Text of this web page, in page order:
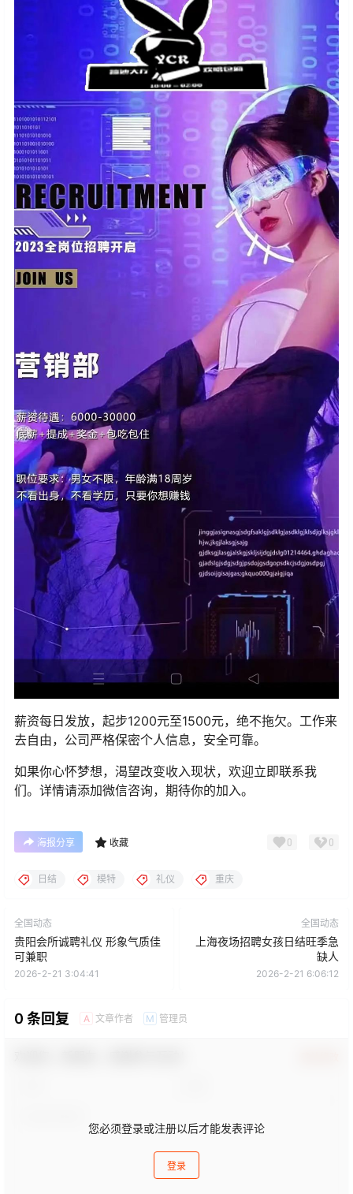
薪资每日发放，起步1200元至1500元，绝不拖欠。工作来
去自由，公司严格保密个人信息，安全可靠。
如果你心怀梦想，渴望改变收入现状，欢迎立即联系我
们。详情请添加微信咨询，期待你的加入。
海报分享 收藏 0 0
日结 模特 礼仪 重庆
全国动态
贵阳会所诚聘礼仪 形象气质佳
可兼职
2026-2-21 3:04:41
全国动态
上海夜场招聘女孩日结旺季急
缺人
2026-2-21 6:06:12
0 条回复 A 文章作者 M 管理员
您必须登录或注册以后才能发表评论
登录